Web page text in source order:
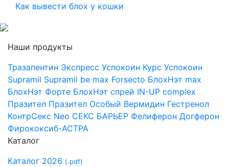
Как вывести блох у кошки
Наши продукты
Тразапентин Экспресс Успокоин Курс Успокоин
Supramil Supramil be max Forsecto БлохНэт max
БлохНэт Форте БлохНэт спрей IN-UP complex
Празител Празител Особый Вермидин Гестренол
КонтрСекс Neo СЕКС БАРЬЕР Фелиферон Догферон
Фирококсиб-АСТРА
Каталог
Каталог 2026 (.pdf)